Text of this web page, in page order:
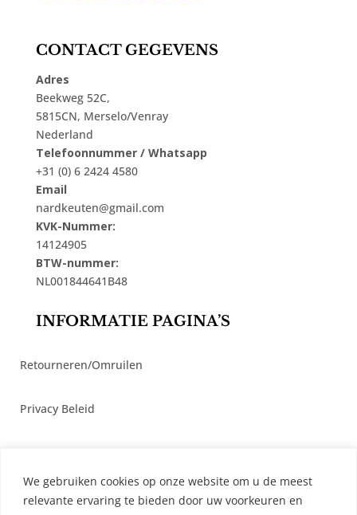
We gebruiken cookies op onze website om u de meest
relevante ervaring te bieden door uw voorkeuren en
CONTACT GEGEVENS
Adres
Beekweg 52C,
5815CN, Merselo/Venray
Nederland
Telefoonnummer / Whatsapp
+31 (0) 6 2424 4580
Email
nardkeuten@gmail.com
KVK-Nummer:
14124905
BTW-nummer:
NL001844641B48
INFORMATIE PAGINA’S
Retourneren/Omruilen
Privacy Beleid
Algemene Voorwaarden